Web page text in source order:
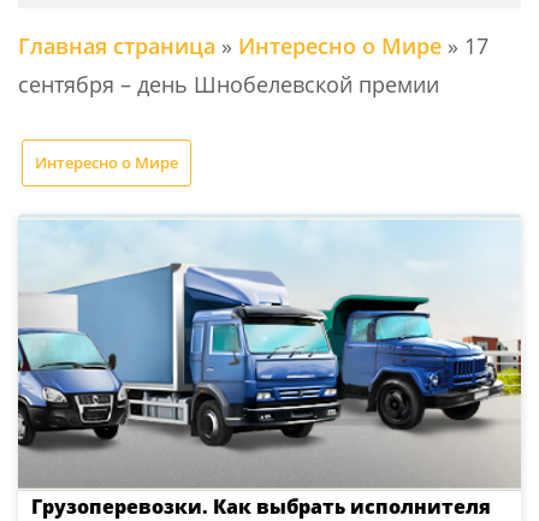
Главная страница » Интересно о Мире » 17
сентября – день Шнобелевской премии
Интересно о Мире
Грузоперевозки. Как выбрать исполнителя